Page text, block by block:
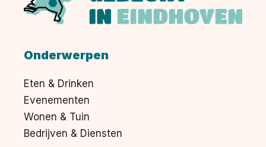
Onderwerpen
Eten & Drinken
Evenementen
Wonen & Tuin
Bedrijven & Diensten